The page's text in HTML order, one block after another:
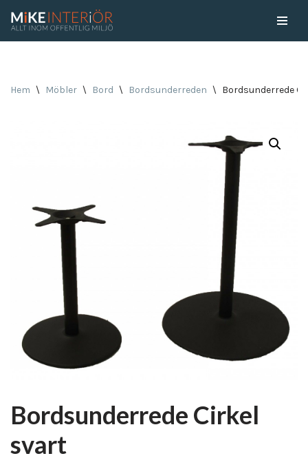
Hem \ Möbler \ Bord \ Bordsunderreden \ Bordsunderrede
Bordsunderrede Cirkel
svart